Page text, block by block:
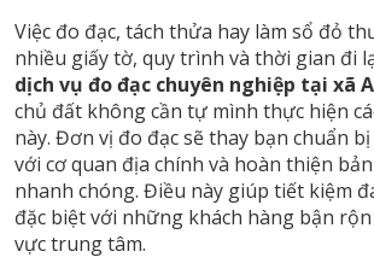
Việc đo đạc, tách thửa hay làm sổ đỏ
nhiều giấy tờ, quy trình và thời gian đi
dịch vụ đo đạc chuyên nghiệp tại xã
chủ đất không cần tự mình thực hiện
này. Đơn vị đo đạc sẽ thay bạn chuẩn
với cơ quan địa chính và hoàn thiện
nhanh chóng. Điều này giúp tiết kiệm
đặc biệt với những khách hàng bận
vực trung tâm.